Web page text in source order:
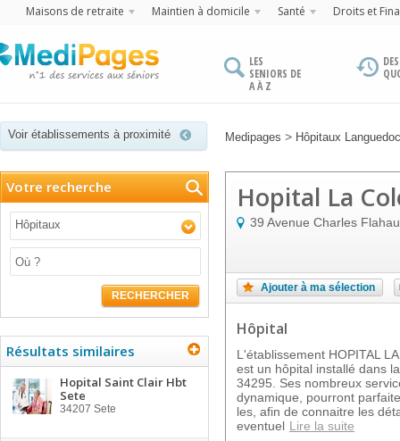
Maisons de retraite Maintien à domicile Santé Droits et
LES
SENIORS DE
A À Z
Voir établissements à proximité Medipages > Hôpitaux
Votre recherche
Hôpitaux
RECHERCHER
Résultats similaires
Hopital Saint Clair Hbt
Sete
34207 Sete
Hopital La
39 Avenue Charles
Ajouter à ma sélection
Hôpital
L'établissement HOPITAL
est un hôpital installé dans
34295. Ses nombreux
dynamique, pourront
les, afin de connaitre les
eventuel Lire la suite